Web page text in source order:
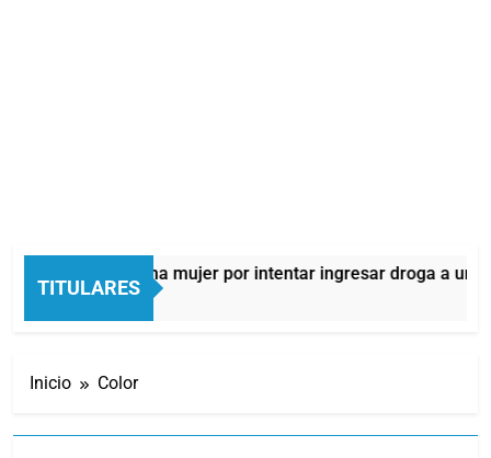
TITULARES
a una mujer por intentar ingresar droga a una
Inicio Color